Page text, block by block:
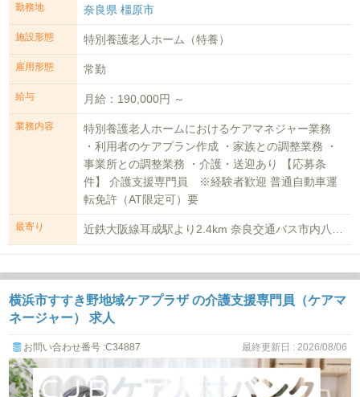
勤務地 奈良県 橿原市
施設形態 特別養護老人ホーム（特養）
雇用形態 常勤
給与 月給：190,000円 ～
業務内容
特別養護老人ホームにおけるケアマネジャー業務
・利用者のケアプラン作成 ・家族との調整業務 ・
事業所との調整業務 ・介護・送迎あり 【応募条
件】 介護支援専門員 ※経験者歓迎 普通自動車運
転免許（AT限定可）要
最寄り 近鉄大阪線耳成駅より2.4km 奈良交通バス市内八木耳成循環内回り方面 東竹...
横浜市すすき野地域ケアプラザ の介護支援専門員（ケアマ
ネージャー） 求人
お問い合わせ番号 :C34887 最終更新日 : 2026/08/06